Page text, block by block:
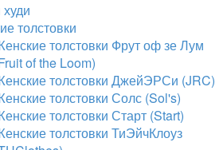
толстовки
толстовки Фрут оф зе Лум
of the Loom)
толстовки ДжейЭРСи (JRC)
толстовки Солс (Sol's)
толстовки Старт (Start)
толстовки ТиЭйчКлоуз